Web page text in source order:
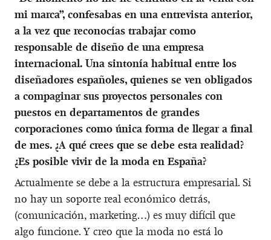
mi marca”, confesabas en una entrevista anterior,
a la vez que reconocías trabajar como
responsable de diseño de una empresa
internacional. Una sintonía habitual entre los
diseñadores españoles, quienes se ven obligados
a compaginar sus proyectos personales con
puestos en departamentos de grandes
corporaciones como única forma de llegar a final
de mes. ¿A qué crees que se debe esta realidad?
¿Es posible vivir de la moda en España?
Actualmente se debe a la estructura empresarial. Si
no hay un soporte real económico detrás,
(comunicación, marketing…) es muy difícil que
algo funcione. Y creo que la moda no está lo